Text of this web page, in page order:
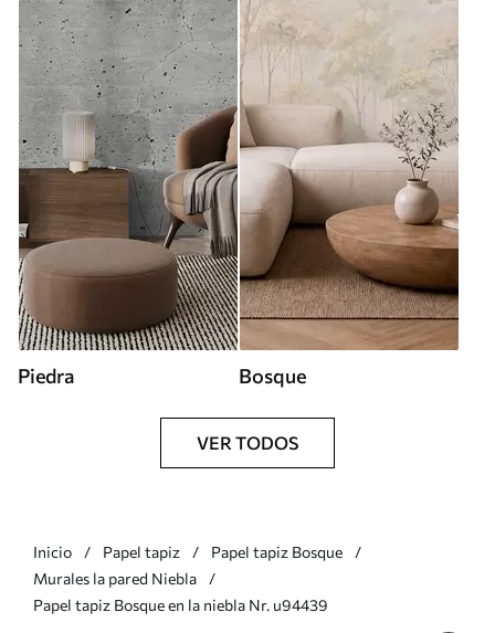
Piedra Bosque
VER TODOS
Inicio Papel tapiz
Papel tapiz Bosque
Murales la pared Niebla
Papel tapiz Bosque en la niebla Nr. u94439